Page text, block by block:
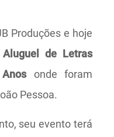
Produções e hoje
Aluguel de Letras
onde foram
Pessoa.
seu evento terá